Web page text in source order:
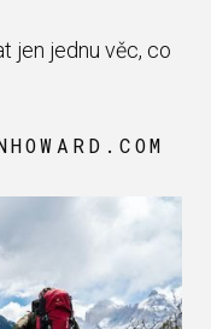
jen jednu věc, co